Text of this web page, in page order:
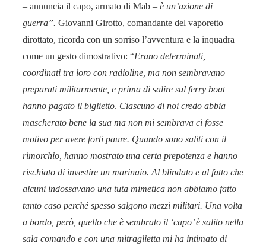
– annuncia il capo, armato di Mab – è un’azione di
guerra”. Giovanni Girotto, comandante del vaporetto
dirottato, ricorda con un sorriso l’avventura e la inquadra
come un gesto dimostrativo: “Erano determinati,
coordinati tra loro con radioline, ma non sembravano
preparati militarmente, e prima di salire sul ferry boat
hanno pagato il biglietto. Ciascuno di noi credo abbia
mascherato bene la sua ma non mi sembrava ci fosse
motivo per avere forti paure. Quando sono saliti con il
rimorchio, hanno mostrato una certa prepotenza e hanno
rischiato di investire un marinaio. Al blindato e al fatto che
alcuni indossavano una tuta mimetica non abbiamo fatto
tanto caso perché spesso salgono mezzi militari. Una volta
a bordo, però, quello che è sembrato il ‘capo’ è salito nella
sala comando e con una mitraglietta mi ha intimato di